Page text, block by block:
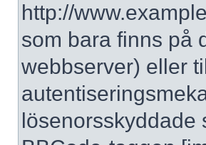
http://
som bara finns på
webbserver) eller
lösenorsskyddade